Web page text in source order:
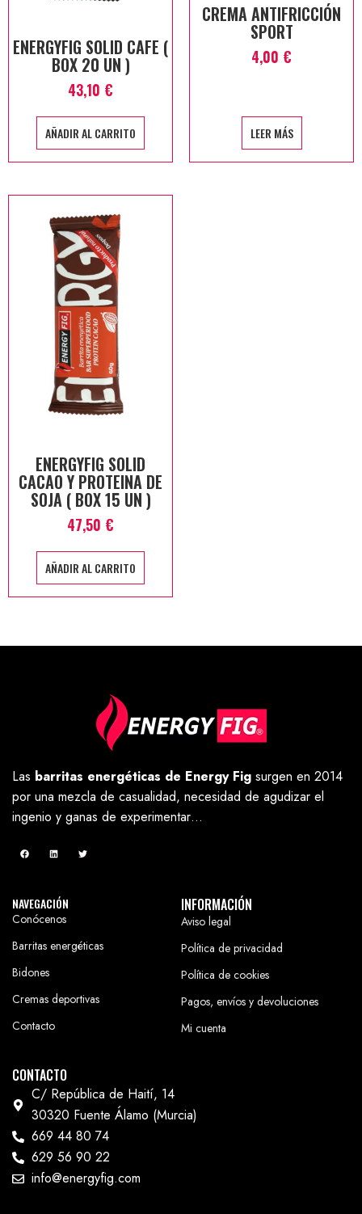
ENERGYFIG SOLID CAFE (
BOX 20 UN )
43,10 €
AÑADIR AL CARRITO
CREMA ANTIFRICCIÓN
SPORT
4,00 €
LEER MÁS
ENERGYFIG SOLID
CACAO Y PROTEINA DE
SOJA ( BOX 15 UN )
47,50 €
AÑADIR AL CARRITO
Las barritas energéticas de Energy Fig surgen en 2014
por una mezcla de casualidad, necesidad de agudizar el
ingenio y ganas de experimentar…
NAVEGACIÓN
Conócenos
Barritas energéticas
Bidones
Cremas deportivas
Contacto
INFORMACIÓN
Aviso legal
Política de privacidad
Política de cookies
Pagos, envíos y devoluciones
Mi cuenta
CONTACTO
C/ República de Haití, 14
30320 Fuente Álamo (Murcia)
669 44 80 74
629 56 90 22
info@energyfig.com